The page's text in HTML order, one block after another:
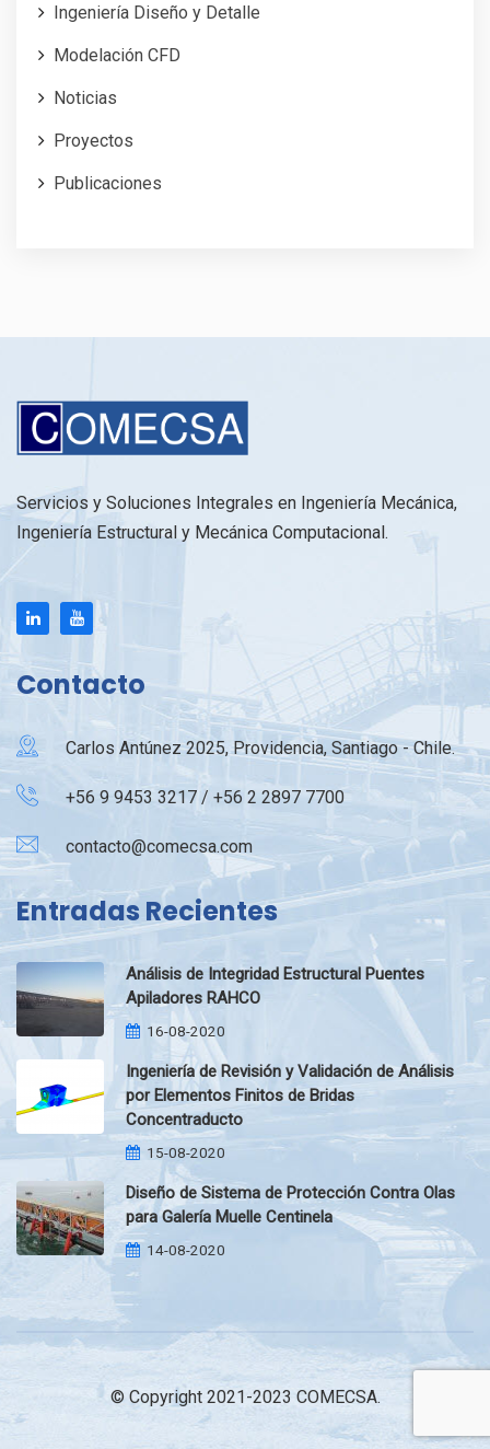
Ingeniería Diseño y Detalle
Modelación CFD
Noticias
Proyectos
Publicaciones
Servicios y Soluciones Integrales en Ingeniería Mecánica,
Ingeniería Estructural y Mecánica Computacional.
Contacto
Carlos Antúnez 2025, Providencia, Santiago - Chile.
+56 9 9453 3217 / +56 2 2897 7700
contacto@comecsa.com
Entradas Recientes
Análisis de Integridad Estructural Puentes
Apiladores RAHCO
16-08-2020
Ingeniería de Revisión y Validación de Análisis
por Elementos Finitos de Bridas
Concentraducto
15-08-2020
Diseño de Sistema de Protección Contra Olas
para Galería Muelle Centinela
14-08-2020
© Copyright 2021-2023 COMECSA.